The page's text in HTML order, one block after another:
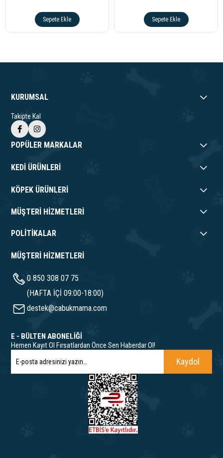
Sepete Ekle Sepete Ekle
KURUMSAL
Takipte Kal
POPÜLER MARKALAR
KEDİ ÜRÜNLERİ
KÖPEK ÜRÜNLERİ
MÜŞTERİ HİZMETLERİ
POLİTİKALAR
MÜŞTERİ HİZMETLERİ
0 850 308 07 75
(HAFTA İÇİ 09:00-18:00)
destek@cabukmama.com
E - BÜLTEN ABONELİĞİ
Hemen Kayıt Ol Fırsatlardan Önce Sen Haberdar Ol!
Kaydol